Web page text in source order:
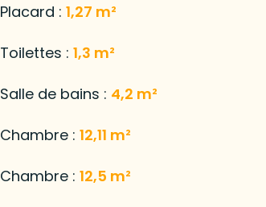
Placard : 1,27 m²
Toilettes : 1,3 m²
Salle de bains : 4,2 m²
Chambre : 12,11 m²
Chambre : 12,5 m²